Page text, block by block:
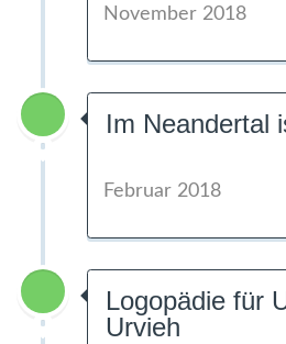
November 2018
Im Neandertal
Februar 2018
Logopädie für
Urvieh